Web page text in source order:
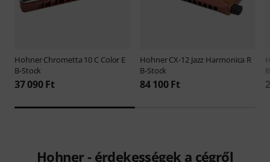
HohnerChrometta 10 C Color E
B-Stock
37 090 Ft
HohnerCX-12 Jazz Harmonica R
B-Stock
84 100 Ft
Hohner - érdekességek a cégről